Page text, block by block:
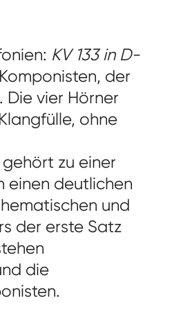
KV 133 in D-
der
vier Hörner
ohne
zu einer
einen deutlichen
und
der erste Satz
die